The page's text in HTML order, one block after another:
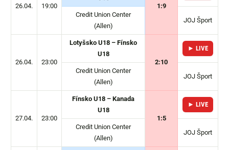
26.04. 19:00
1:9
Credit Union Center
(Allen)
JOJ Šport
26.04. 23:00
Lotyšsko U18 – Fínsko
U18
2:10
► LIVE
Credit Union Center
(Allen)
JOJ Šport
27.04. 23:00
Fínsko U18 – Kanada
U18
1:5
► LIVE
Credit Union Center
(Allen)
JOJ Šport